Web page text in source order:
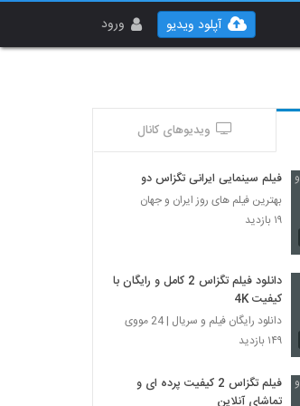
ورود آپلود ویدیو
ویدیوهای کانال
فیلم سینمایی ایرانی تگزاس دو
بهترین فیلم های روز ایران و جهان
۱۹ بازدید
دانلود فیلم تگزاس 2 کامل و رایگان با
کیفیت 4K
دانلود رایگان فیلم و سریال | 24 مووی
۱۴۹ بازدید
فیلم تگزاس 2 کیفیت پرده ای و
تماشای آنلاین